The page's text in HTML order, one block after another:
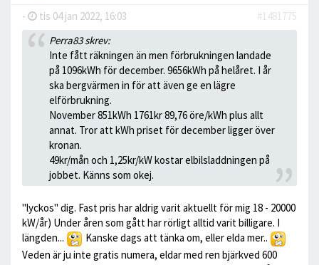
- tis 04 jan 2022, 16:03
#1481775
Perra83 skrev:
Inte fått räkningen än men förbrukningen landade
på 1096kWh för december. 9656kWh på helåret. I år
ska bergvärmen in för att även ge en lägre
elförbrukning.
November 851kWh 1761kr 89,76 öre/kWh plus allt
annat. Tror att kWh priset för december ligger över
kronan.
49kr/mån och 1,25kr/kW kostar elbilsladdningen på
jobbet. Känns som okej.
"lyckos" dig. Fast pris har aldrig varit aktuellt för mig 18 - 20000
kW/år) Under åren som gått har rörligt alltid varit billigare. I
längden...
Kanske dags att tänka om, eller elda mer..
Veden är ju inte gratis numera, eldar med ren bjärkved 600